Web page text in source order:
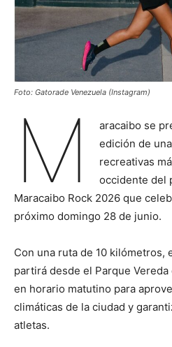
Foto: Gatorade Venezuela (Instagram)
M
aracaibo se
edición de
recreativas
occidente del
Maracaibo Rock 2026 que
próximo domingo 28 de junio.
Con una ruta de 10 kilómetros,
partirá desde el Parque
en horario matutino para
climáticas de la ciudad y
atletas.